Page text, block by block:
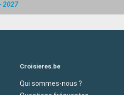
2027
Croisieres.be
Qui sommes-nous ?